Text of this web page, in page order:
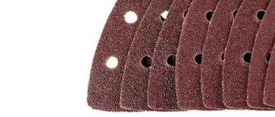
Usercentrics Consent